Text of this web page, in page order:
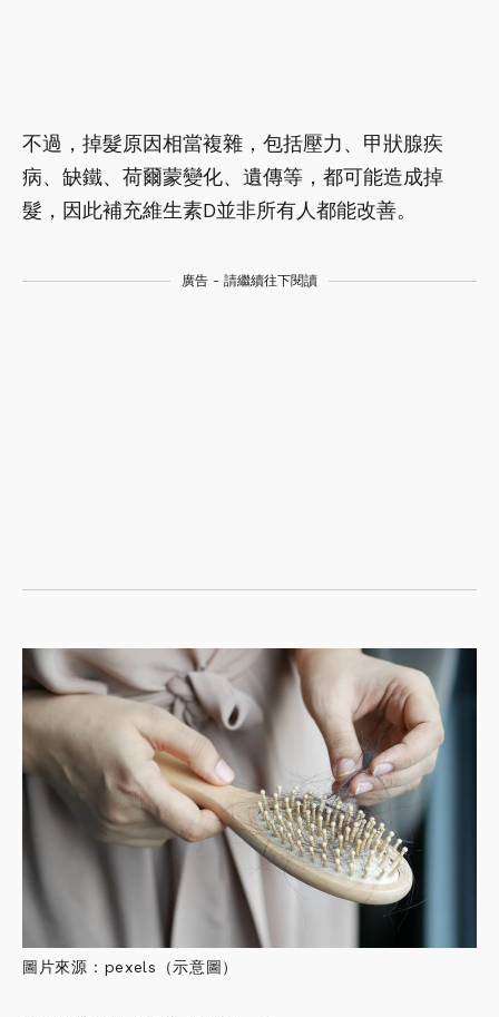
不過，掉髮原因相當複雜，包括壓力、甲狀腺疾
病、缺鐵、荷爾蒙變化、遺傳等，都可能造成掉
髮，因此補充維生素D並非所有人都能改善。
廣告 - 請繼續往下閱讀
圖片來源：pexels（示意圖）